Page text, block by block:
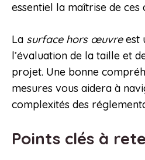
essentiel la maîtrise de ces
La surface hors œuvreest
l’évaluation de la taille et
projet. Une bonne
mesures vous aidera à
complexités des
Points clés à